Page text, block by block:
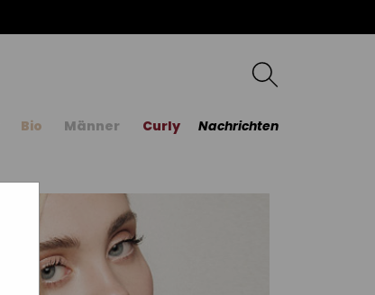
Bio Männer Curly Nachrichten